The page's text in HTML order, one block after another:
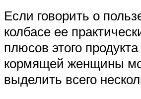
Если говорить о
колбасе ее
плюсов этого
кормящей женщины
выделить всего